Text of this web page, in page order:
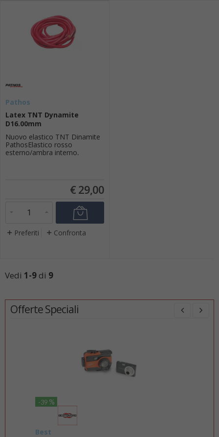
Pathos
Latex TNT Dynamite
D16.00mm
Nuovo elastico TNT Dinamite
PathosElastico rosso
esterno/ambra interno,
la gomma ideale per fucili
doppio elastico.Elastico
coestruso con interno
€ 29,00
Preferiti Confronta
Vedi 1-9 di 9
Offerte Speciali
-39 %
Best